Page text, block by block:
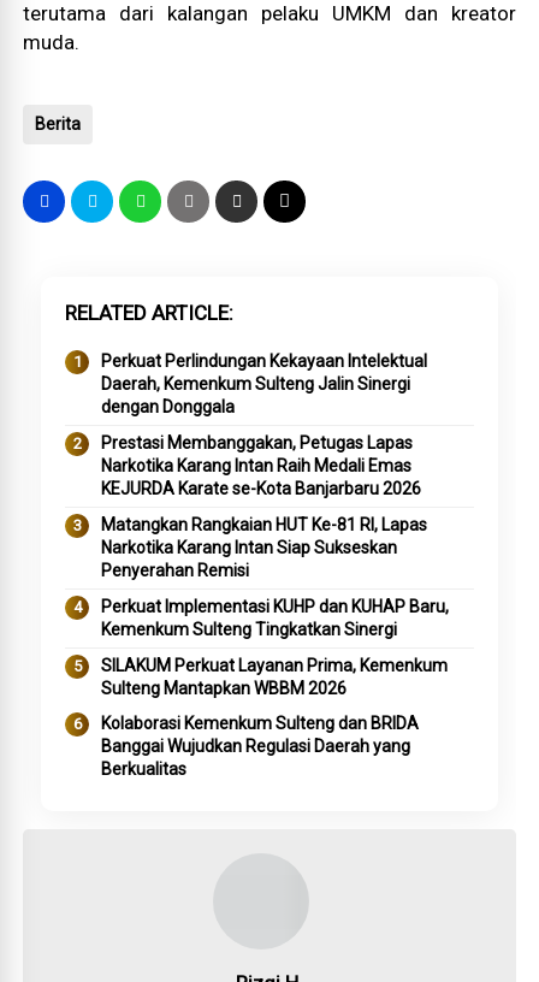
terutama dari kalangan pelaku UMKM dan kreator
muda.
Berita
RELATED ARTICLE
Perkuat Perlindungan Kekayaan Intelektual
Daerah, Kemenkum Sulteng Jalin Sinergi
dengan Donggala
Prestasi Membanggakan, Petugas Lapas
Narkotika Karang Intan Raih Medali Emas
KEJURDA Karate se-Kota Banjarbaru 2026
Matangkan Rangkaian HUT Ke-81 RI, Lapas
Narkotika Karang Intan Siap Sukseskan
Penyerahan Remisi
Perkuat Implementasi KUHP dan KUHAP Baru,
Kemenkum Sulteng Tingkatkan Sinergi
SILAKUM Perkuat Layanan Prima, Kemenkum
Sulteng Mantapkan WBBM 2026
Kolaborasi Kemenkum Sulteng dan BRIDA
Banggai Wujudkan Regulasi Daerah yang
Berkualitas